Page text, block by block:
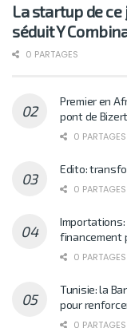
La startup de
séduit Y
0 PARTAGES
Premier en
pont de
0 PARTAGES
Edito:
0 PARTAGES
Importations:
financement
0 PARTAGES
Tunisie: la
pour
0 PARTAGES